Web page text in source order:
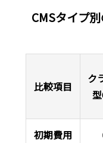
CMSタイプ
比較項目
ク
初期費用